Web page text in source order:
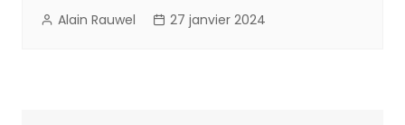
Alain Rauwel 27 janvier 2024